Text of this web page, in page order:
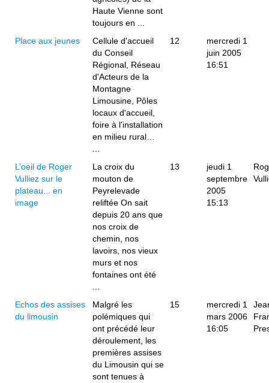
Haute Vienne sont
toujours en ...
Place aux jeunes
Cellule d'accueil
du Conseil
Régional, Réseau
d'Acteurs de la
Montagne
Limousine, Pôles
locaux d'accueil,
foire à l'installation
en milieu rural…
12
mercredi 1
juin 2005
16:51
L’oeil de Roger
Vulliez sur le
plateau... en
image
La croix du
mouton de
Peyrelevade
reliftée On sait
depuis 20 ans que
nos croix de
chemin, nos
lavoirs, nos vieux
murs et nos
fontaines ont été
13
jeudi 1
septembre
2005
15:13
Echos des assises
du limousin
Malgré les
polémiques qui
ont précédé leur
déroulement, les
premières assises
du Limousin qui se
sont tenues à
15
mercredi 1
mars 2006
16:05